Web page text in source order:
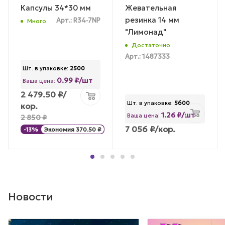
Капсулы 34*30 мм
Много Арт.: R34-7NP
Шт. в упаковке: 2500
Ваша цена: 0.99 ₽/шт
2 479.50 ₽/
кор.
2 850₽
-13% Экономия 370.50 ₽
Жевательная
резинка 14 мм
"Лимонад"
Достаточно
Арт.: 1487333
Шт. в упаковке: 5600
Ваша цена: 1.26 ₽/шт
7 056 ₽/кор.
Новости